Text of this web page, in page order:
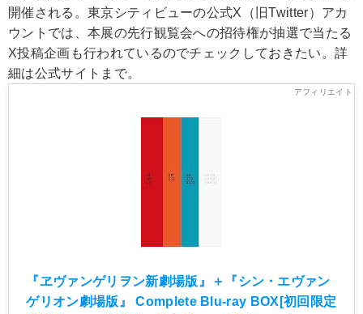
開催される。東京シティビューの公式X（旧Twitter）アカ
ウントでは、本展の先行観覧会への招待権が抽選で当たる
X投稿企画も行われているのでチェックしておきたい。詳
細は公式サイトまで。
『ヱヴァンゲリヲン新劇場版』＋『シン・エヴァン
ゲリオン劇場版』 Complete Blu-ray BOX[初回限定